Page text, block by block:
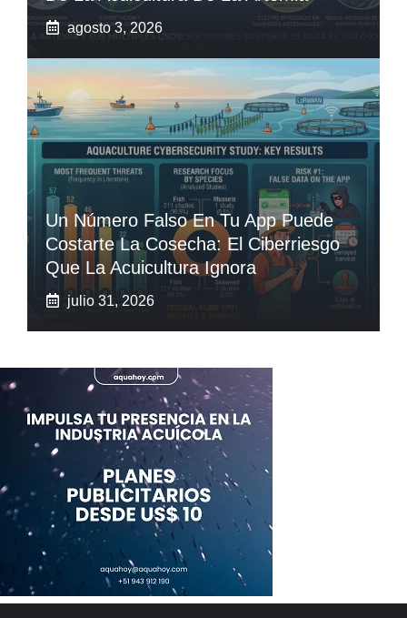
agosto 3, 2026
Un Número Falso En Tu App Puede
Costarte La Cosecha: El Ciberriesgo
Que La Acuicultura Ignora
julio 31, 2026